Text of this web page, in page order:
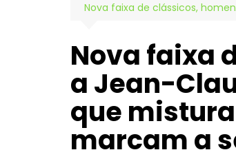
Nova faixa de clássicos,
Nova faixa
a Jean-
que
marcam a